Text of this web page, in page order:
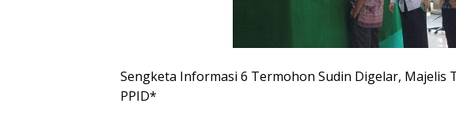
Sengketa Informasi 6 Termohon Sudin Digelar, Majelis
PPID*